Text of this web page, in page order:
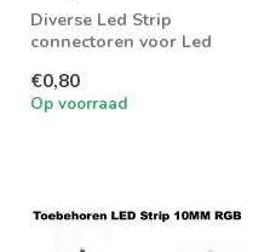
Diverse Led Strip
connectoren voor Led
€0,80
Op voorraad